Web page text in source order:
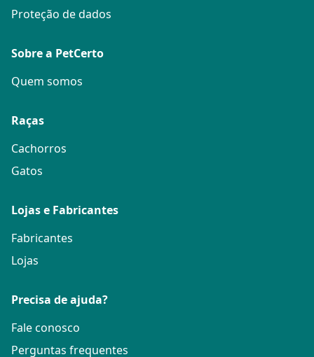
Proteção de dados
Sobre a PetCerto
Quem somos
Raças
Cachorros
Gatos
Lojas e Fabricantes
Fabricantes
Lojas
Precisa de ajuda?
Fale conosco
Perguntas frequentes